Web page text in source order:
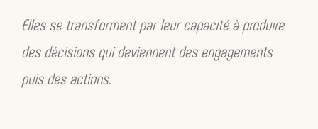
Elles se transforment par leur capacité à produire
des décisions qui deviennent des engagements
puis des actions.